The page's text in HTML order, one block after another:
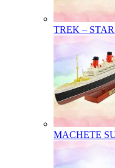
TREK –
MACHETE